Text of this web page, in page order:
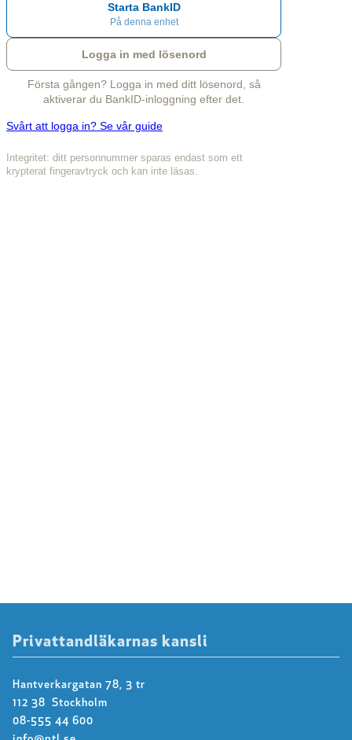
Starta BankID
På denna enhet
Logga in med lösenord
Första gången? Logga in med ditt lösenord, så
aktiverar du BankID-inloggning efter det.
Svårt att logga in? Se vår guide
Integritet: ditt personnummer sparas endast som ett
krypterat fingeravtryck och kan inte läsas.
Privattandläkarnas kansli
Hantverkargatan 78, 3 tr
112 38 Stockholm
08-555 44 600